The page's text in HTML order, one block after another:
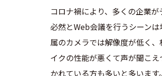
コロナ禍により、多くの企業が
必然とWeb会議を行うシーン
属のカメラでは解像度が低く
イクの性能が悪くて声が聞こ
かれている方も多いと多いま